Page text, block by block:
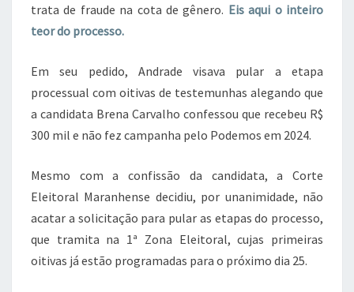
trata de fraude na cota de gênero. Eis aqui o inteiro
teor do processo.
Em seu pedido, Andrade visava pular a etapa
processual com oitivas de testemunhas alegando que
a candidata Brena Carvalho confessou que recebeu R$
300 mil e não fez campanha pelo Podemos em 2024.
Mesmo com a confissão da candidata, a Corte
Eleitoral Maranhense decidiu, por unanimidade, não
acatar a solicitação para pular as etapas do processo,
que tramita na 1ª Zona Eleitoral, cujas primeiras
oitivas já estão programadas para o próximo dia 25.